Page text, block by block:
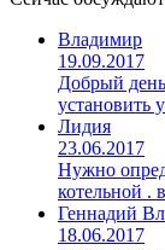
Владимир
19.09.2017
Добрый
установить
Лидия
23.06.2017
Нужно
котельной .
Геннадий
18.06.2017